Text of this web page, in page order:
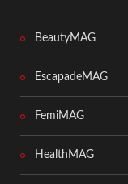
BeautyMAG
EscapadeMAG
FemiMAG
HealthMAG